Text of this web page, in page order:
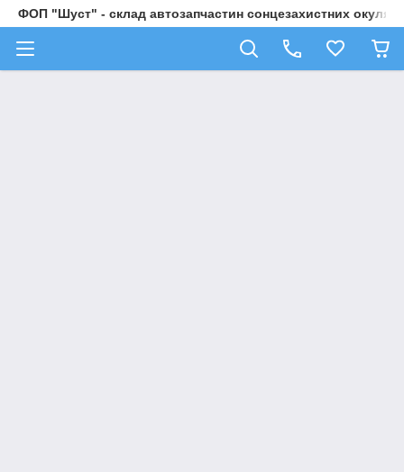
ФОП "Шуст" - склад автозапчастин сонцезахистних